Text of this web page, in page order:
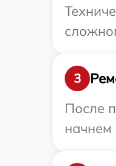
3
После
начнем